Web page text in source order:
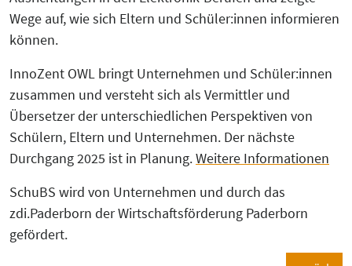
Wege auf, wie sich Eltern und Schüler:innen informieren
können.
InnoZent OWL bringt Unternehmen und Schüler:innen
zusammen und versteht sich als Vermittler und
Übersetzer der unterschiedlichen Perspektiven von
Schülern, Eltern und Unternehmen. Der nächste
Durchgang 2025 ist in Planung.Weitere Informationen
SchuBS wird von Unternehmen und durch das
zdi.Paderborn der Wirtschaftsförderung Paderborn
gefördert.